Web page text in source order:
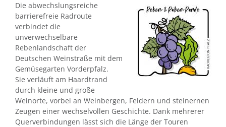
Die abwechslungsreiche
barrierefreie Radroute
verbindet die
unverwechselbare
Rebenlandschaft der
Deutschen Weinstraße mit dem
Gemüsegarten Vorderpfalz.
Sie verläuft am Haardtrand
durch kleine und große
Weinorte, vorbei an Weinbergen, Feldern und steinernen
Zeugen einer wechselvollen Geschichte. Dank mehrerer
Querverbindungen lässt sich die Länge der Touren